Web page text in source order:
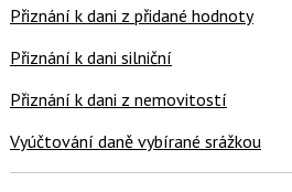
Přiznání k dani z přidané hodnoty
Přiznání k dani silniční
Přiznání k dani z nemovitostí
Vyúčtování daně vybírané srážkou